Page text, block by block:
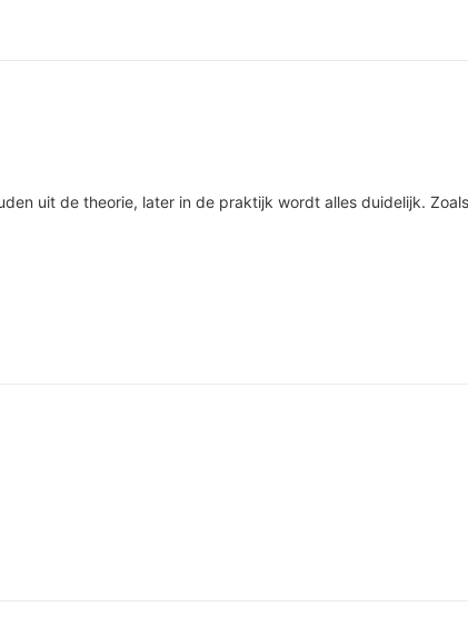
uit de theorie, later in de praktijk wordt alles duidelijk.